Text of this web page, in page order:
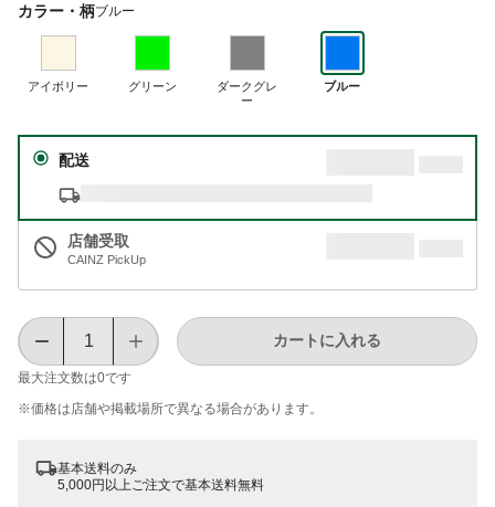
カラー・柄ブルー
アイボリー グリーン
ダークグレ
ー
ブルー
配送
店舗受取
CAINZ PickUp
最大注文数は0です
カートに入れる
※価格は​店舗や​掲載場所で​異なる​場合が​あります。
基本送料のみ
5,000円以上ご注文で基本送料無料